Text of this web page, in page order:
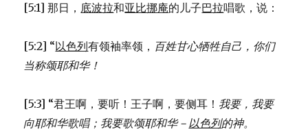
(JDG
[5:1] 那日， 底波拉和亚比挪庵的儿子巴拉唱歌，说：
[5:2] “以色列有领袖率领， 百姓甘心牺牲自己， 你们
当称颂耶和华！
[5:3] “君王啊，要听！王子啊，要侧耳！ 我要，我要
向耶和华歌唱； 我要歌颂耶和华－ 以色列的神。